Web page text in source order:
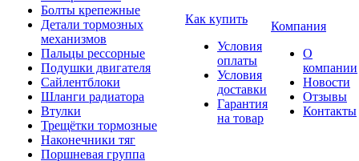
Болты крепежные
Детали тормозных
механизмов
Пальцы рессорные
Подушки двигателя
Сайлентблоки
Шланги радиатора
Втулки
Трещётки тормозные
Наконечники тяг
Поршневая группа
Как купить
Условия
оплаты
Условия
доставки
Гарантия
на товар
Компания
О
компании
Новости
Отзывы
Контакты